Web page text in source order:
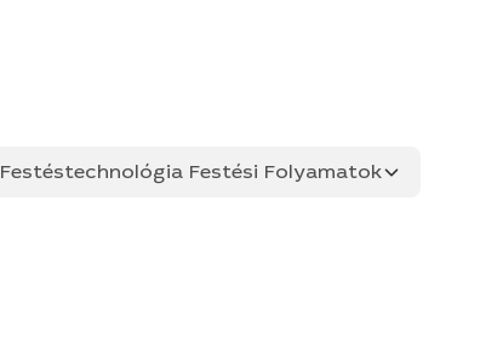
Festéstechnológia Festési Folyamatok